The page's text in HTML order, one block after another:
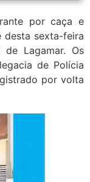
por caça e
sexta-feira
Lagamar. Os
de Polícia
por volta